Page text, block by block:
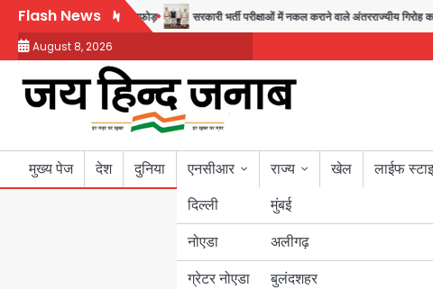
Skip
content
Flash News
करने वाले गिरोह का भंडाफोड़ सरकारी भर्ती परीक्षाओं में नकल कराने वाले अंतरराज्यीय गिरोह का
August 8, 2026
मुख्य पेज देश दुनिया
एनसीआर
दिल्ली
नोएडा
ग्रेटर नोएडा
राज्य
मुंबई
उत्तर प्रदेश
अलीगढ़
बुलंदशहर
बिहार
खेल लाईफ